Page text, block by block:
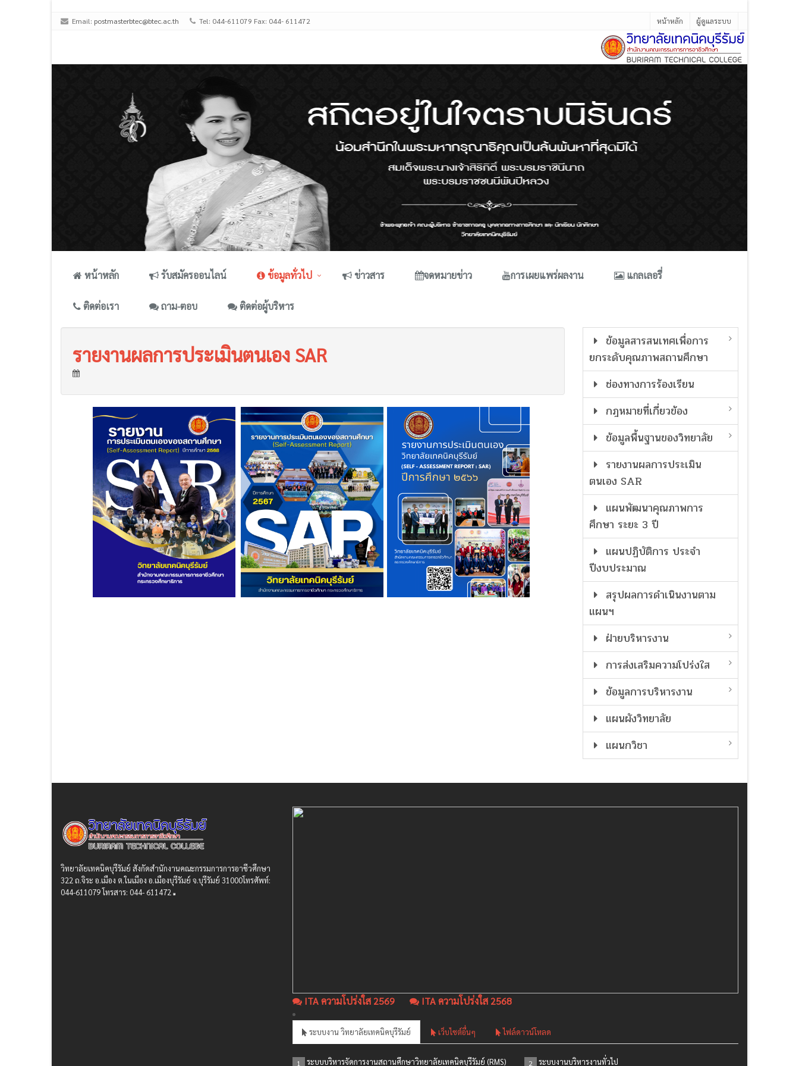
Email: postmasterbtec@btec.ac.th Tel: 044-611079 Fax: 044- 611472 หน้าหลัก ผู้ดูแลระบบ
หน้าหลัก รับสมัครออนไลน์ ข้อมูลทั่วไป ข่าวสาร จดหมายข่าว การเผยแพร่ผลงาน แกลเลอรี่
ติดต่อเรา ถาม-ตอบ ติดต่อผู้บริหาร
รายงานผลการประเมินตนเอง SAR
ข้อมูลสารสนเทศเพื่อการ
ยกระดับคุณภาพสถานศึกษา
ช่องทางการร้องเรียน
กฎหมายที่เกี่ยวข้อง
ข้อมูลพื้นฐานของวิทยาลัย
รายงานผลการประเมิน
ตนเอง SAR
แผนพัฒนาคุณภาพการ
ศึกษา ระยะ 3 ปี
แผนปฏิบัติการ ประจำ
ปีงบประมาณ
สรุปผลการดำเนินงานตาม
แผนฯ
ฝ่ายบริหารงาน
การส่งเสริมความโปร่งใส
ข้อมูลการบริหารงาน
แผนผังวิทยาลัย
แผนกวิชา
วิทยาลัยเทคนิคบุรีรัมย์ สังกัดสํานักงานคณะกรรมการการอาชีวศึกษา
322 ถ.จิระ อ.เมือง ต.ในเมือง อ.เมืองบุรีรัมย์ จ.บุรีรัมย์ 31000โทรศัพท์:
044-611079 โทรสาร: 044- 611472
ITA ความโปร่งใส 2569 ITA ความโปร่งใส 2568
ระบบงาน วิทยาลัยเทคนิคบุรีรัมย์ เว็บไซต์อื่นๆ ไฟล์ดาวน์โหลด
1 ระบบบริหารจัดการงานสถานศึกษาวิทยาลัยเทคนิคบุรีรัมย์ (RMS) 2 ระบบงานบริหารงานทั่วไป